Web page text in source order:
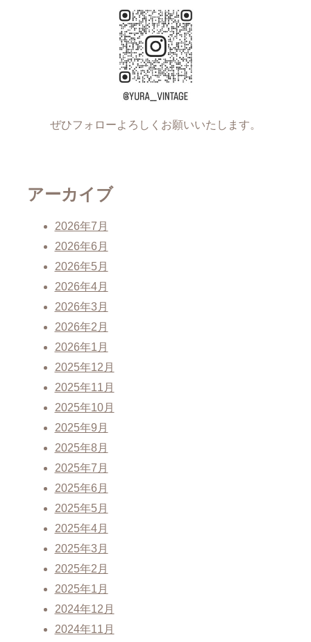
ぜひフォローよろしくお願いいたします。
アーカイブ
2026年7月
2026年6月
2026年5月
2026年4月
2026年3月
2026年2月
2026年1月
2025年12月
2025年11月
2025年10月
2025年9月
2025年8月
2025年7月
2025年6月
2025年5月
2025年4月
2025年3月
2025年2月
2025年1月
2024年12月
2024年11月